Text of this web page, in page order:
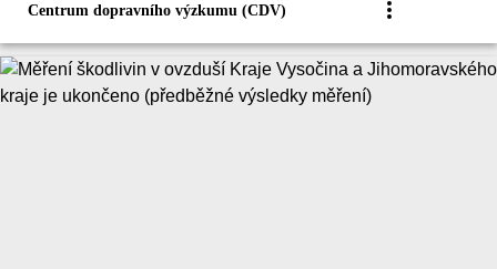
Centrum dopravního výzkumu (CDV)